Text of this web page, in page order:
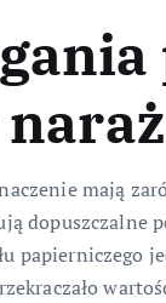
mają
dopuszczalne